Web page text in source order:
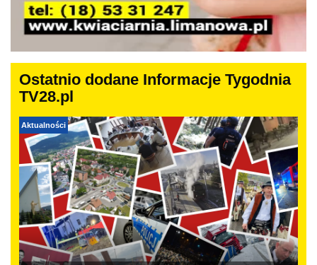
Ostatnio dodane Informacje Tygodnia
TV28.pl
Aktualności